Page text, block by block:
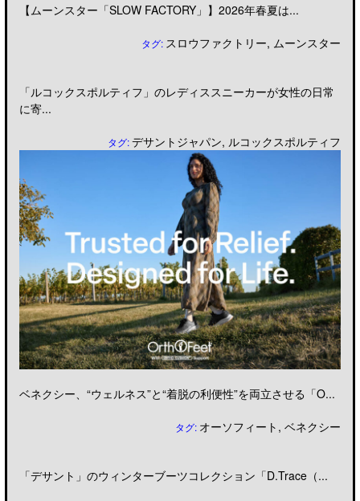
【ムーンスター「SLOW FACTORY」】2026年春夏は...
タグ: スロウファクトリー, ムーンスター
「ルコックスポルティフ」のレディススニーカーが女性の日常
に寄...
タグ:デサントジャパン, ルコックスポルティフ
ベネクシー、“ウェルネス”と“着脱の利便性”を両立させる「O...
タグ: オーソフィート ,ベネクシー
「デサント」のウィンターブーツコレクション「D.Trace（...